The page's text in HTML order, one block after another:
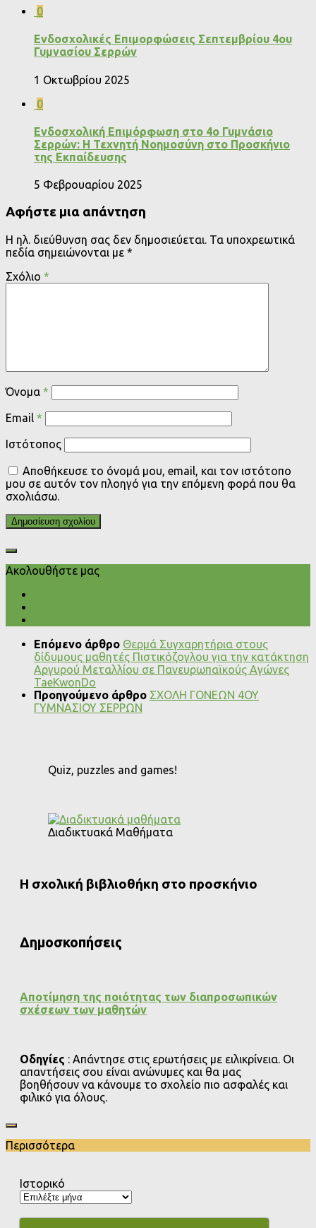
0
Ενδοσχολικές Επιμορφώσεις Σεπτεμβρίου 4ου
Γυμνασίου Σερρών
1 Οκτωβρίου 2025
0
Ενδοσχολική Επιμόρφωση στο 4ο Γυμνάσιο
Σερρών: Η Τεχνητή Νοημοσύνη στο Προσκήνιο
της Εκπαίδευσης
5 Φεβρουαρίου 2025
Αφήστε μια απάντηση
Η ηλ. διεύθυνση σας δεν δημοσιεύεται. Τα υποχρεωτικά
πεδία σημειώνονται με *
Σχόλιο *
Όνομα *
Email *
Ιστότοπος
Αποθήκευσε το όνομά μου, email, και τον ιστότοπο
μου σε αυτόν τον πλοηγό για την επόμενη φορά που θα
σχολιάσω.
Ακολουθήστε μας
Επόμενο άρθρο Θερμά Συγχαρητήρια στους
δίδυμους μαθητές Πιστικόζογλου για την κατάκτηση
Αργυρού Μεταλλίου σε Πανευρωπαϊκούς Αγώνες
TaeKwonDo
Προηγούμενο άρθρο ΣΧΟΛΗ ΓΟΝΕΩΝ 4ΟΥ
ΓΥΜΝΑΣΙΟΥ ΣΕΡΡΩΝ
Quiz, puzzles and games!
Διαδικτυακά Μαθήματα
Η σχολική βιβλιοθήκη στο προσκήνιο
Δημοσκοπήσεις
Αποτίμηση της ποιότητας των διαπροσωπικών
σχέσεων των μαθητών
Οδηγίες : Απάντησε στις ερωτήσεις με ειλικρίνεια. Οι
απαντήσεις σου είναι ανώνυμες και θα μας
βοηθήσουν να κάνουμε το σχολείο πιο ασφαλές και
φιλικό για όλους.
Περισσότερα
Ιστορικό